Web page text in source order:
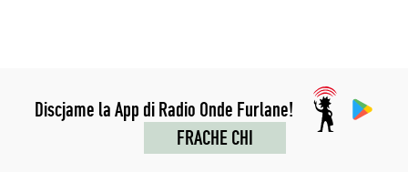
Discjame la App di Radio Onde Furlane!
FRACHE CHI